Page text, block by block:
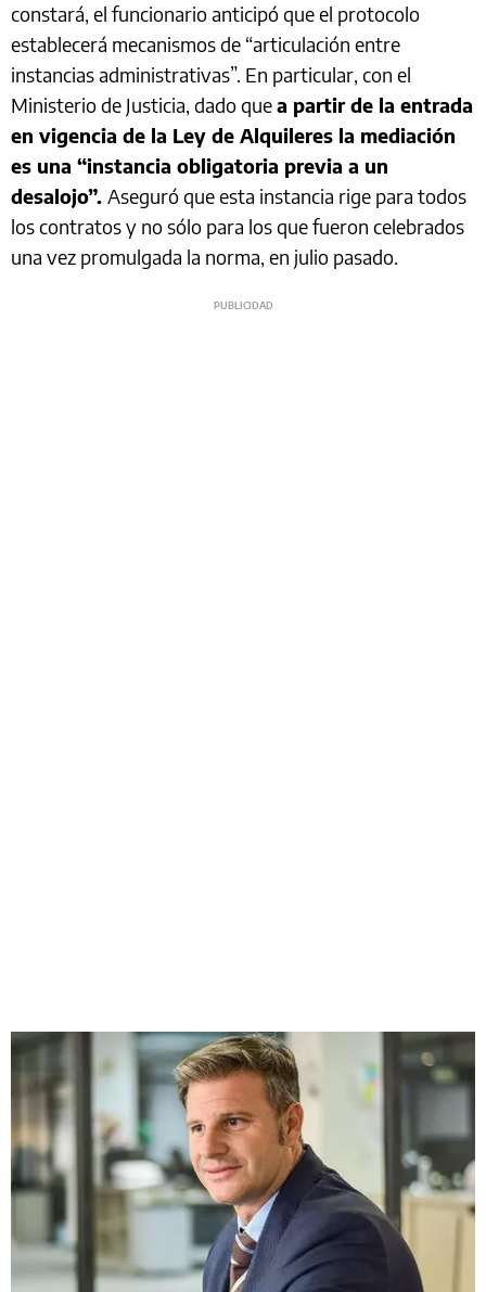
constará, el funcionario anticipó que el protocolo
establecerá mecanismos de “articulación entre
instancias administrativas”. En particular, con el
Ministerio de Justicia, dado quea partir de la entrada
en vigencia de la Ley de Alquileres la mediación
es una “instancia obligatoria previa a un
desalojo”. Aseguró que esta instancia rige para todos
los contratos y no sólo para los que fueron celebrados
una vez promulgada la norma, en julio pasado.